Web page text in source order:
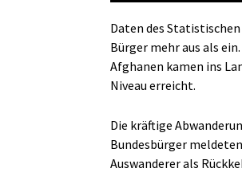
Daten des
Bürger mehr aus als
Afghanen kamen ins
Niveau erreicht.
Die kräftige
Bundesbürger
Auswanderer als